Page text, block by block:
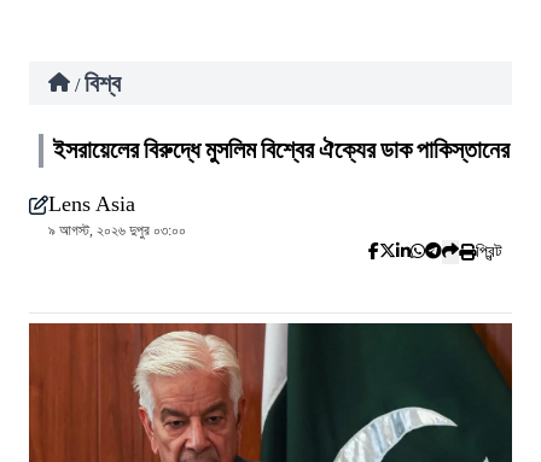
/ বিশ্ব
ইসরায়েলের বিরুদ্ধে মুসলিম বিশ্বের ঐক্যের ডাক পাকিস্তানের
Lens Asia
৯ আগস্ট, ২০২৬ দুপুর ০৩:০০
প্রিন্ট